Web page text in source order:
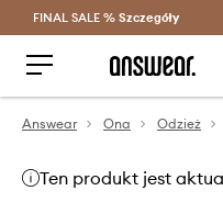
FINAL SALE % Szczegóły
Answear Ona Odzież
Ten produkt jest